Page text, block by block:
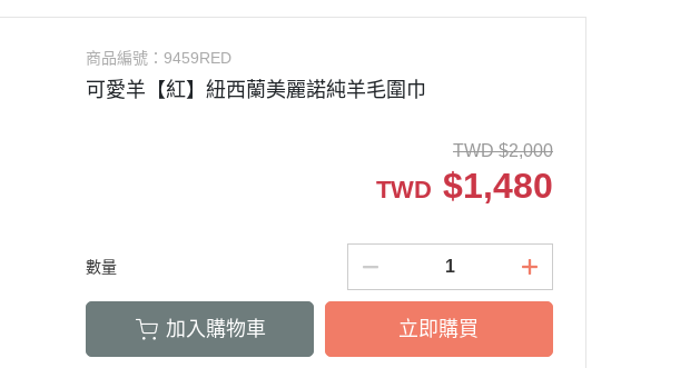
商品編號： 9459RED
可愛羊【紅】紐西蘭美麗諾純羊毛圍巾
TWD $2,000
TWD $1,480
數量
加入購物車 立即購買